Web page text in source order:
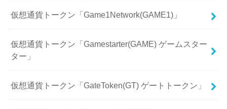
仮想通貨トークン「Game1Network(GAME1)」
仮想通貨トークン「Gamestarter(GAME) ゲームスター
ター」
仮想通貨トークン「GateToken(GT) ゲートトークン」